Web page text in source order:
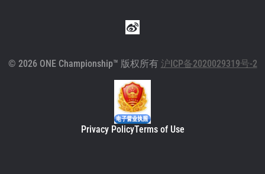
© 2026 ONE Championship™ 版权所有 沪ICP备2020029319号-2
Privacy PolicyTerms of Use